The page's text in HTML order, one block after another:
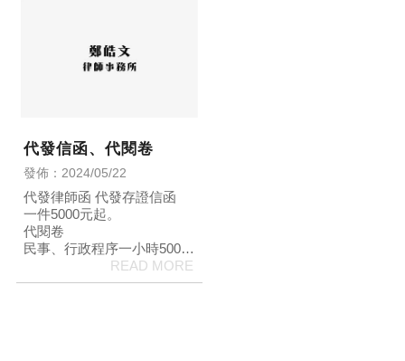
代發信函、代閱卷
發佈：2024/05/22
代發律師函 代發存證信函
一件5000元起。
代閱卷
民事、行政程序一小時5000
刑事程序一小時5000元。